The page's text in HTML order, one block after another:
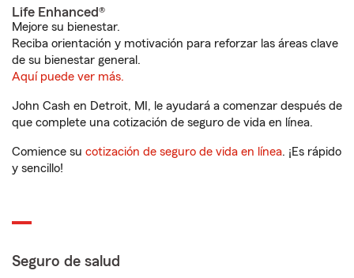
Life Enhanced®
Mejore su bienestar.
Reciba orientación y motivación para reforzar las áreas clave
de su bienestar general.
Aquí puede ver más.
John Cash en Detroit, MI, le ayudará a comenzar después de
que complete una cotización de seguro de vida en línea.
Comience su cotización de seguro de vida en línea. ¡Es rápido
y sencillo!
Seguro de salud